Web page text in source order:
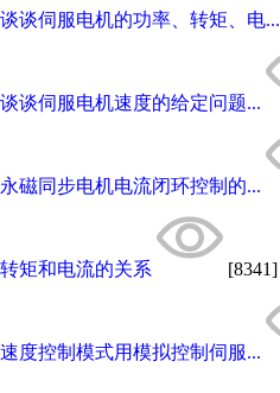
谈谈伺服电机的功率、转矩、电...
谈谈伺服电机速度的给定问题...
永磁同步电机电流闭环控制的...
转矩和电流的关系 [8341]
速度控制模式用模拟控制伺服...